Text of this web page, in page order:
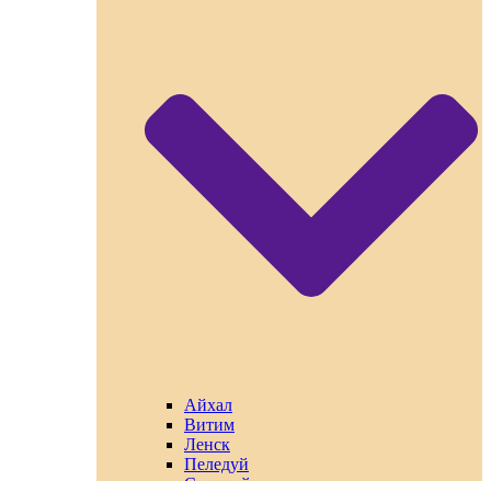
Айхал
Витим
Ленск
Пеледуй